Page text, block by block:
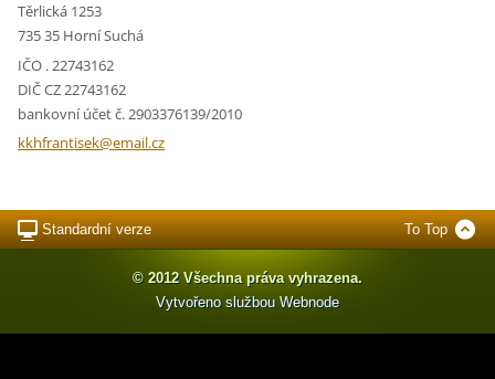
Těrlická 1253
735 35 Horní Suchá
IČO . 22743162
DIČ CZ 22743162
bankovní účet č. 2903376139/2010
kkhfrantisek@email.cz
Standardní verze To Top
© 2012 Všechna práva vyhrazena.
Vytvořeno službou Webnode